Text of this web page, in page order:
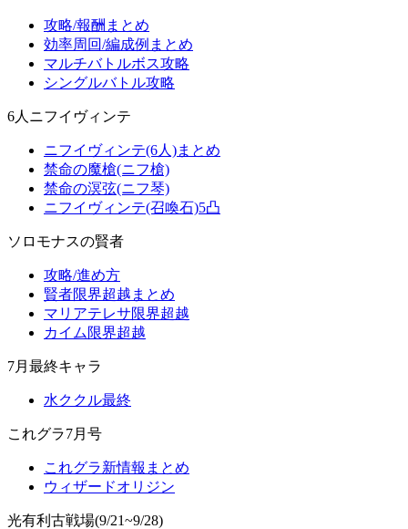
攻略/報酬まとめ
効率周回/編成例まとめ
マルチバトルボス攻略
シングルバトル攻略
6人ニフイヴィンテ
ニフイヴィンテ(6人)まとめ
禁命の魔槍(ニフ槍)
禁命の溟弦(ニフ琴)
ニフイヴィンテ(召喚石)5凸
ソロモナスの賢者
攻略/進め方
賢者限界超越まとめ
マリアテレサ限界超越
カイム限界超越
7月最終キャラ
水ククル最終
これグラ7月号
これグラ新情報まとめ
ウィザードオリジン
光有利古戦場(9/21~9/28)